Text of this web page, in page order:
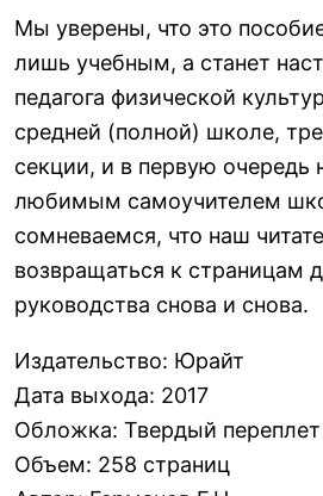
Мы уверены, что это
лишь учебным, а станет
педагога физической
средней (полной) школе,
секции, и в первую очередь
любимым самоучителем
сомневаемся, что наш
возвращаться к страницам
руководства снова и снова.
Издательство: Юрайт
Дата выхода: 2017
Обложка: Твердый переплет
Объем: 258 страниц